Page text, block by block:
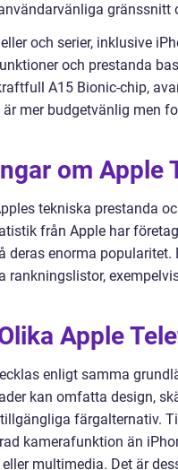
gränssnitt
och serier, inklusive
och prestanda
A15 Bionic-chip,
mer budgetvänlig men
om Apple
tekniska prestanda
från Apple har
deras enorma
rankningslistor,
Apple
enligt samma
kan omfatta design,
färgalternativ.
kamerafunktion än
multimedia. Det är